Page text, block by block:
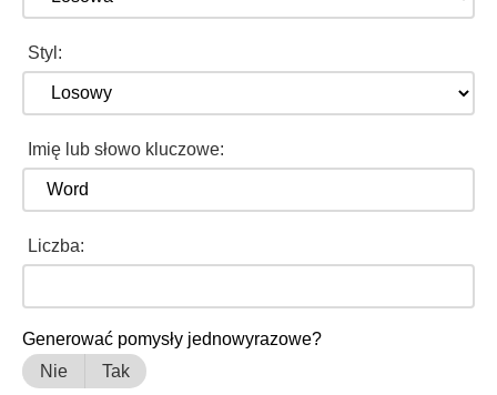
Styl:
Imię lub słowo kluczowe:
Liczba:
Generować pomysły jednowyrazowe?
Nie
Tak